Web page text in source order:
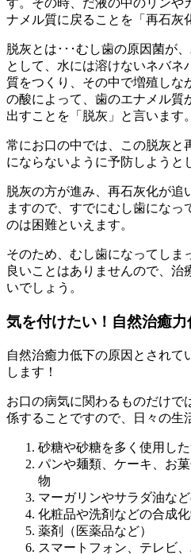
す。その時、だ液の中のリンや
ナメル質に戻ることを「再石灰
脱灰とは･･･むし歯の原因菌が
として、水には溶けないネバネ
質をつくり、その中で増殖しな
の酸によって、歯のエナメル質
出すことを「脱灰」と言います。
常にお口の中では、この脱灰と
にならないように予防しようと
脱灰の方が進み、再石灰化が追
ますので、すでにむし歯になっ
のは困難といえます。
そのため、むし歯になってしま
良いことはありませんので、治
いでしょう。
気を付けたい！自然治癒
自然治癒力低下の原因とされて
します！
お口の病気に関わるものだけで
係することですので、日々の生
砂糖や砂糖を多く使用し
パンや麺類、ケーキ、お
物
マーガリンやサラダ油な
化粧品や洗剤などの合成
薬剤（医薬品など）
スマートフォン、テレビ